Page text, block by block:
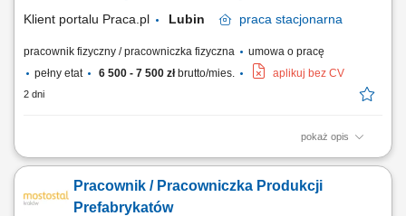
Klient portalu Praca.pl Lubin praca stacjonarna
pracownik fizyczny / pracowniczka fizyczna
umowa o pracę
pełny etat
6 500 - 7 500 złbrutto/mies. aplikuj bez CV
2 dni
pokaż opis
Produkcja elementów prefabrykowanych zgodnie z dokumentacją
Zalewanie form mieszanką betonową. Wykonywanie prac związanych
ze zbrojeniem elementów budowlanych. Kontrola poprawności
Pracownik / Pracowniczka Produkcji
Prefabrykatów